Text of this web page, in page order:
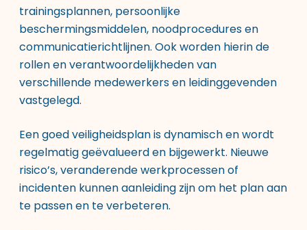
trainingsplannen, persoonlijke
beschermingsmiddelen, noodprocedures en
communicatierichtlijnen. Ook worden hierin de
rollen en verantwoordelijkheden van
verschillende medewerkers en leidinggevenden
vastgelegd.
Een goed veiligheidsplan is dynamisch en wordt
regelmatig geëvalueerd en bijgewerkt. Nieuwe
risico’s, veranderende werkprocessen of
incidenten kunnen aanleiding zijn om het plan aan
te passen en te verbeteren.